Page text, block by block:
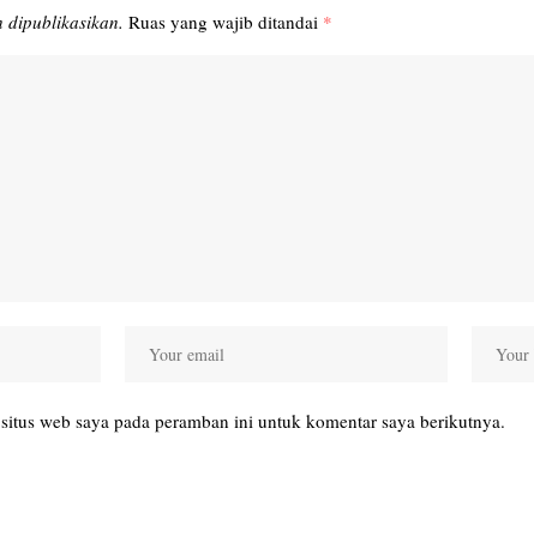
dipublikasikan. Ruas yang wajib ditandai *
web saya pada peramban ini untuk komentar saya berikutnya.